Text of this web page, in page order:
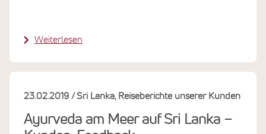
Weiterlesen
Ayurveda am Meer auf Sri Lanka –
23.02.2019 Sri Lanka Reiseberichte unserer Kunden